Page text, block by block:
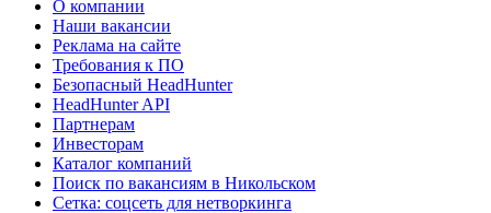
О компании
Наши вакансии
Реклама на сайте
Требования к ПО
Безопасный HeadHunter
HeadHunter API
Партнерам
Инвесторам
Каталог компаний
Поиск по вакансиям в Никольском
Сетка: соцсеть для нетворкинга